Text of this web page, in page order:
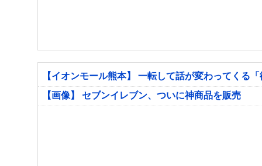
【イオンモール熊本】 一転して話が変わってくる
【画像】 セブンイレブン、ついに神商品を販売